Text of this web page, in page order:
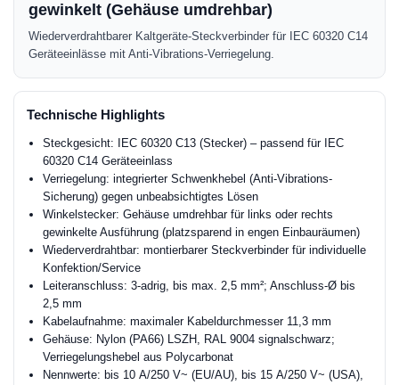
gewinkelt (Gehäuse umdrehbar)
Wiederverdrahtbarer Kaltgeräte-Steckverbinder für IEC 60320 C14
Geräteeinlässe mit Anti-Vibrations-Verriegelung.
Technische Highlights
Steckgesicht: IEC 60320 C13 (Stecker) – passend für IEC
60320 C14 Geräteeinlass
Verriegelung: integrierter Schwenkhebel (Anti-Vibrations-
Sicherung) gegen unbeabsichtigtes Lösen
Winkelstecker: Gehäuse umdrehbar für links oder rechts
gewinkelte Ausführung (platzsparend in engen Einbauräumen)
Wiederverdrahtbar: montierbarer Steckverbinder für individuelle
Konfektion/Service
Leiteranschluss: 3-adrig, bis max. 2,5 mm²; Anschluss-Ø bis
2,5 mm
Kabelaufnahme: maximaler Kabeldurchmesser 11,3 mm
Gehäuse: Nylon (PA66) LSZH, RAL 9004 signalschwarz;
Verriegelungshebel aus Polycarbonat
Nennwerte: bis 10 A/250 V~ (EU/AU), bis 15 A/250 V~ (USA),